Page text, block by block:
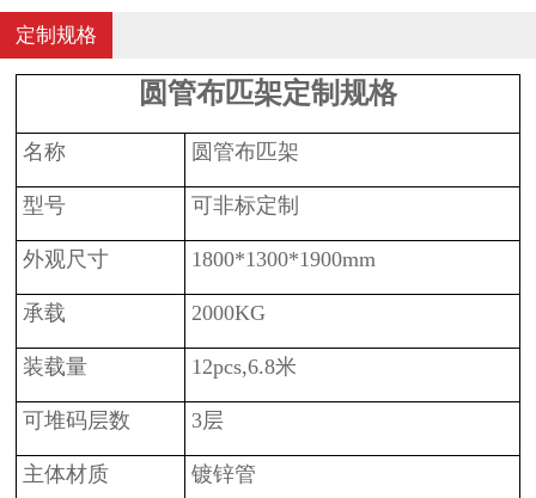
定制规格
圆管布匹架定制规格
名称 圆管布匹架
型号 可非标定制
外观尺寸 1800*1300*1900mm
承载 2000KG
装载量 12pcs,6.8米
可堆码层数 3层
主体材质 镀锌管